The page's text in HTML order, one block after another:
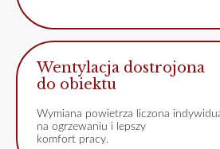
Wentylacja dostrojona
do obiektu
Wymiana powietrza liczona
na ogrzewaniu i lepszy
komfort pracy.